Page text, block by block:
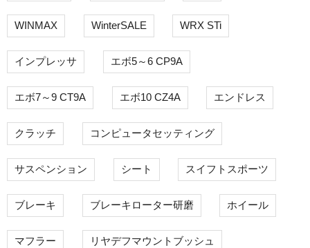
WINMAX WinterSALE WRX STi
インプレッサ エボ5～6 CP9A
エボ7～9 CT9A エボ10 CZ4A エンドレス
クラッチ コンピュータセッティング
サスペンション シート スイフトスポーツ
ブレーキ ブレーキローター研磨 ホイール
マフラー リヤデフマウントブッシュ